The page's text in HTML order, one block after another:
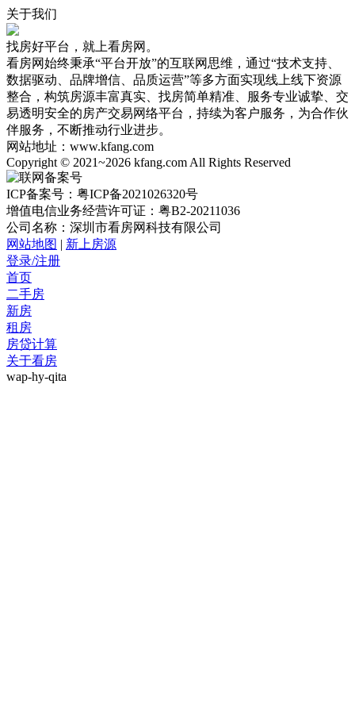
关于我们
找房好平台，就上看房网。
看房网始终秉承“平台开放”的互联网思维，通过“技术支持、
数据驱动、品牌增信、品质运营”等多方面实现线上线下资源
整合，构筑房源丰富真实、找房简单精准、服务专业诚挚、交
易透明安全的房产交易网络平台，持续为客户服务，为合作伙
伴服务，不断推动行业进步。
网站地址：www.kfang.com
Copyright © 2021~2026 kfang.com All Rights Reserved
ICP备案号：粤ICP备2021026320号
增值电信业务经营许可证：粤B2-20211036
公司名称：深圳市看房网科技有限公司
网站地图 | 新上房源
登录/注册
首页
二手房
新房
租房
房贷计算
关于看房
wap-hy-qita